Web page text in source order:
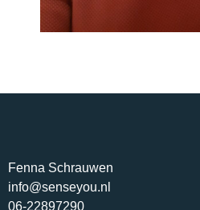
Fenna Schrauwen
info@senseyou.nl
06-22897290